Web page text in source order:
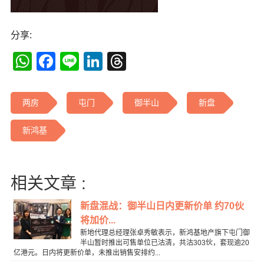
分享:
WhatsApp
Facebook
LineLinkedIn
两房 屯门 御半山 新盘
新鸿基
相关文章 :
新盘混战：御半山日内更新价单 约70伙
将加价...
新地代理总经理张卓秀敏表示，新鸿基地产旗下屯门御
半山暂时推出可售单位已沽清，共沽303伙，套现逾20
亿港元。日内将更新价单，未推出销售安排约...